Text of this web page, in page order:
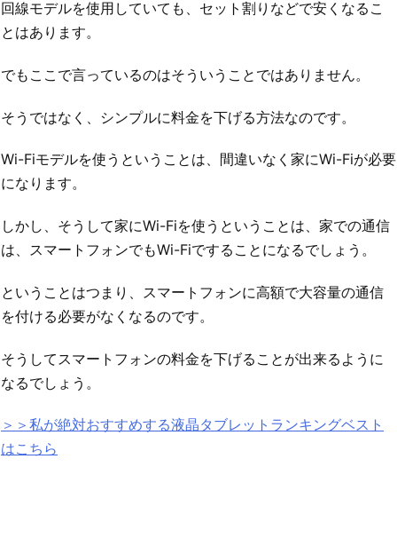
回線モデルを使用していても、セット割りなどで安くなるこ
とはあります。
でもここで言っているのはそういうことではありません。
そうではなく、シンプルに料金を下げる方法なのです。
Wi-Fiモデルを使うということは、間違いなく家にWi-Fiが必要
になります。
しかし、そうして家にWi-Fiを使うということは、家での通信
は、スマートフォンでもWi-Fiですることになるでしょう。
ということはつまり、スマートフォンに高額で大容量の通信
を付ける必要がなくなるのです。
そうしてスマートフォンの料金を下げることが出来るように
なるでしょう。
＞＞私が絶対おすすめする液晶タブレットランキングベスト
はこちら